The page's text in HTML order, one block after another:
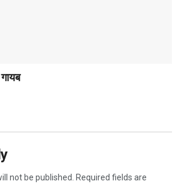
not be published.
Required fields are